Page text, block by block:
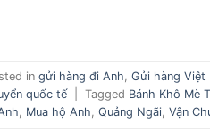
in gửi hàng đi Anh Gửi hàng Việt
quốc tế
Tagged Bánh Khô Mè
Mua hộ Anh Quảng Ngãi Vận